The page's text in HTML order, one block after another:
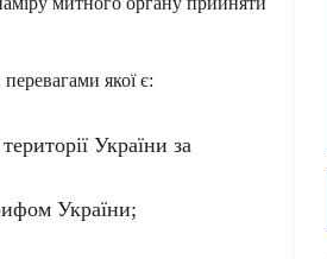
якої є:
України за
України;